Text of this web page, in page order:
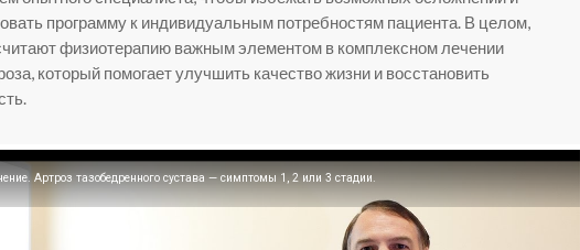
программу к индивидуальным потребностям пациента. В целом,
физиотерапию важным элементом в комплексном лечении
который помогает улучшить качество жизни и восстановить
Артроз тазобедренного сустава — симптомы 1, 2 или 3 стадии.